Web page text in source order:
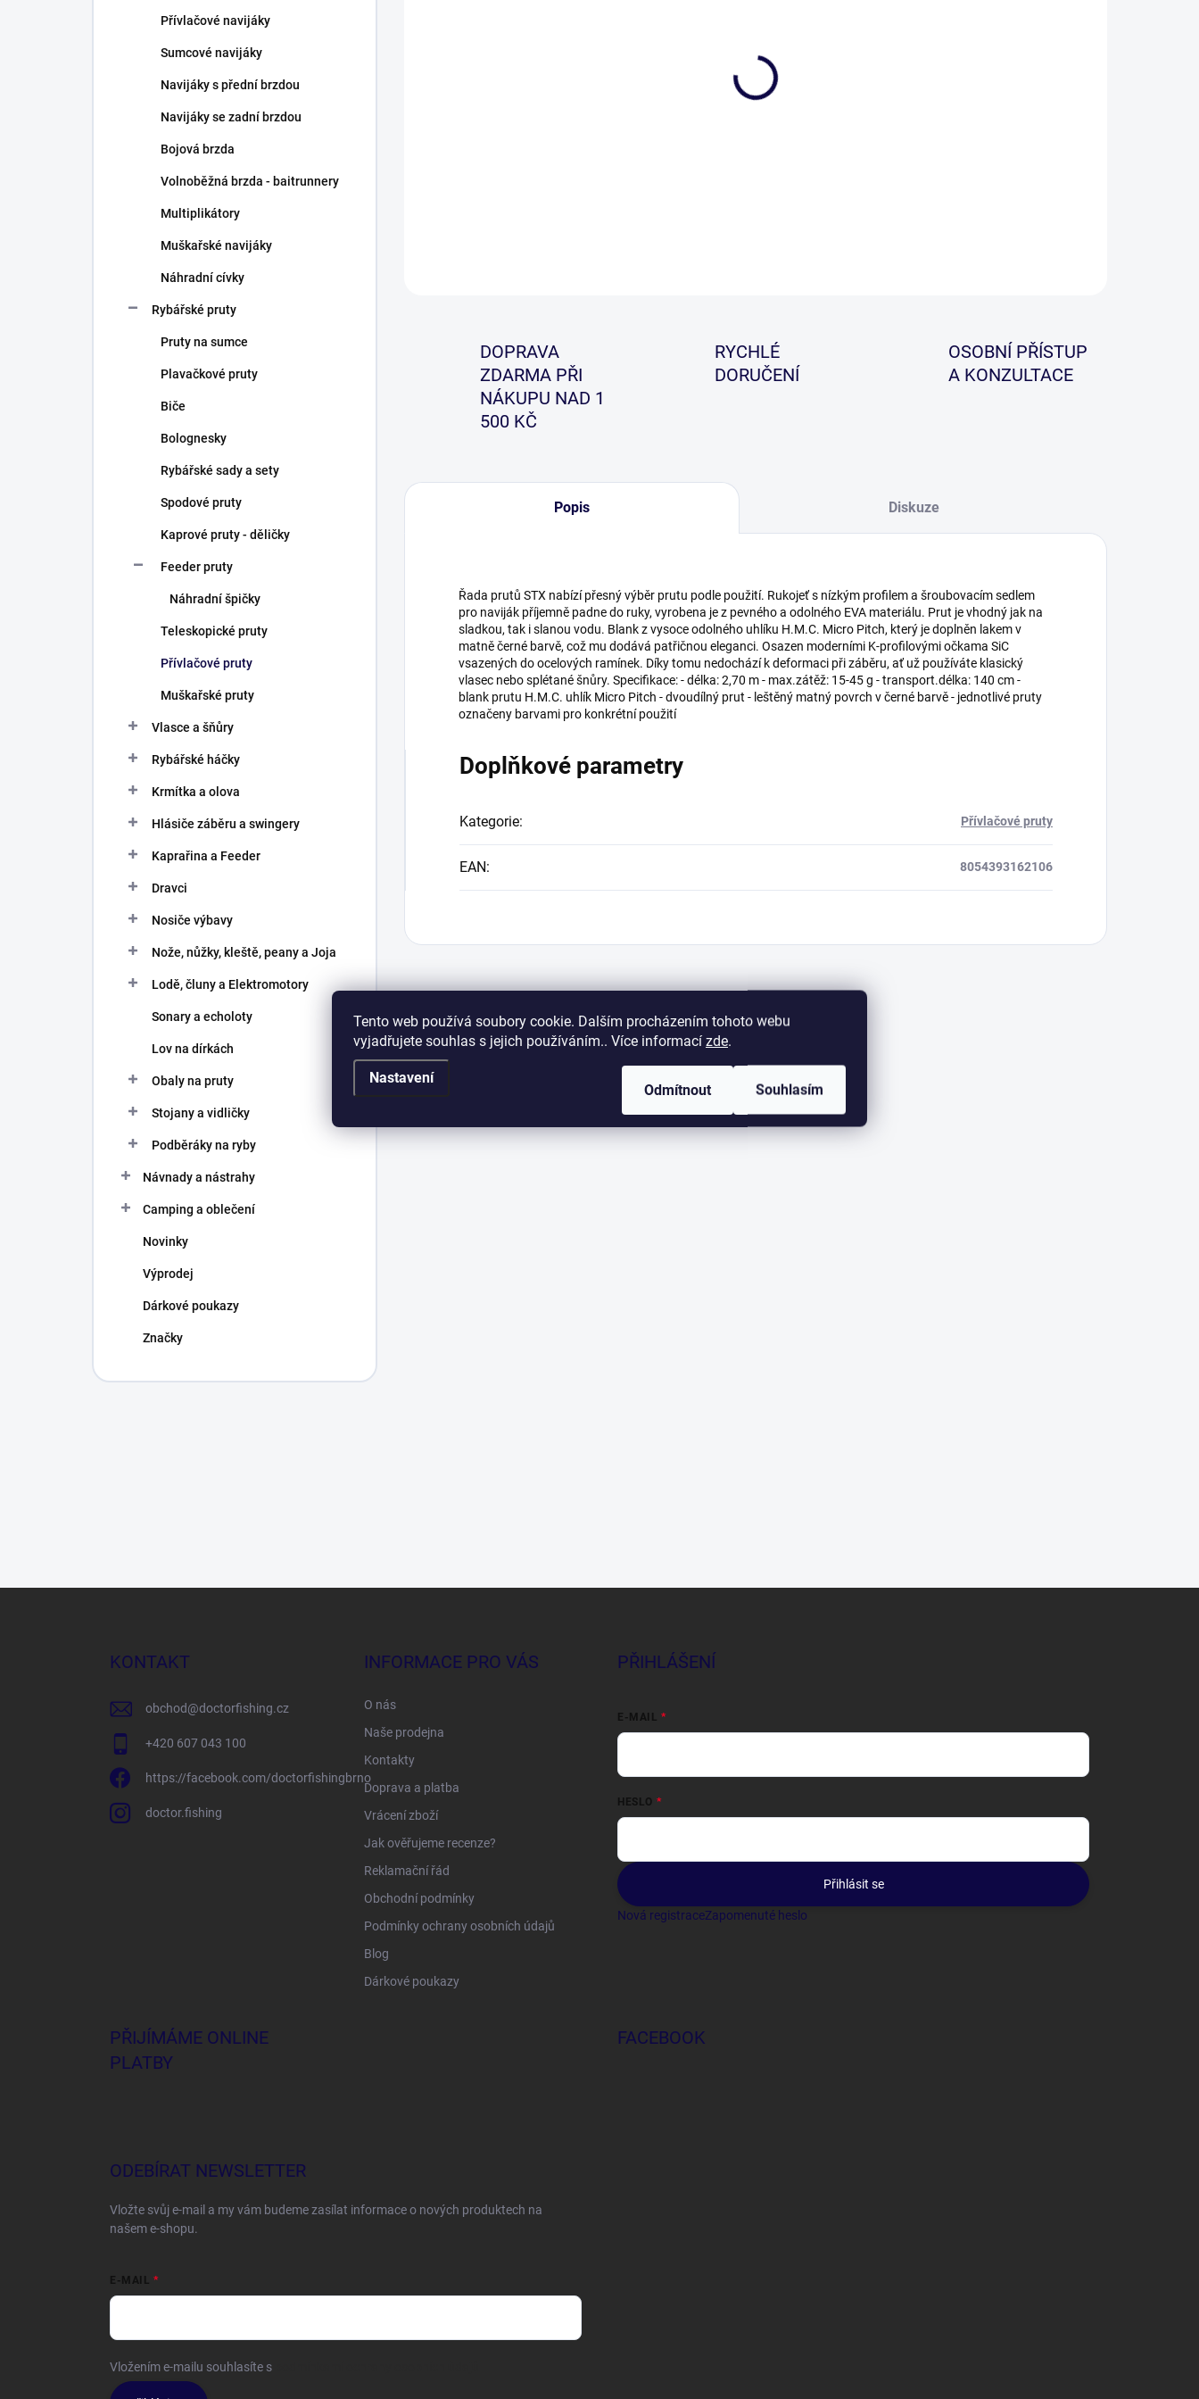
Tento web používá soubory cookie. Dalším procházením tohoto webu
vyjadřujete souhlas s jejich používáním.. Více informací zde.
Nastavení
Odmítnout Souhlasím
Přívlačové navijáky
Sumcové navijáky
Navijáky s přední brzdou
Navijáky se zadní brzdou
Bojová brzda
Volnoběžná brzda - baitrunnery
Multiplikátory
Muškařské navijáky
Náhradní cívky
Rybářské pruty
Pruty na sumce
Plavačkové pruty
Biče
Bolognesky
Rybářské sady a sety
Spodové pruty
Kaprové pruty - děličky
Feeder pruty
Náhradní špičky
Teleskopické pruty
Přívlačové pruty
Muškařské pruty
Vlasce a šňůry
Rybářské háčky
Krmítka a olova
Hlásiče záběru a swingery
Kaprařina a Feeder
Dravci
Nosiče výbavy
Nože, nůžky, kleště, peany a Joja
Lodě, čluny a Elektromotory
Sonary a echoloty
Lov na dírkách
Obaly na pruty
Stojany a vidličky
Podběráky na ryby
Návnady a nástrahy
Camping a oblečení
Novinky
Výprodej
Dárkové poukazy
Značky
Speciální prut pro rybáře, kteří nesoudí prut podle ceny,
DOPRAVA
ZDARMA PŘI
NÁKUPU NAD 1
500 KČ
RYCHLÉ
DORUČENÍ
OSOBNÍ PŘÍSTUP
A KONZULTACE
Popis Diskuze
Řada prutů STX nabízí přesný výběr prutu podle použití. Rukojeť s nízkým profilem a šroubovacím sedlem
pro naviják příjemně padne do ruky, vyrobena je z pevného a odolného EVA materiálu. Prut je vhodný jak na
sladkou, tak i slanou vodu. Blank z vysoce odolného uhlíku H.M.C. Micro Pitch, který je doplněn lakem v
matně černé barvě, což mu dodává patřičnou eleganci. Osazen moderními K-profilovými očkama SiC
vsazených do ocelových ramínek. Díky tomu nedochází k deformaci při záběru, ať už používáte klasický
vlasec nebo splétané šnůry. Specifikace: - délka: 2,70 m - max.zátěž: 15-45 g - transport.délka: 140 cm -
blank prutu H.M.C. uhlík Micro Pitch - dvoudílný prut - leštěný matný povrch v černé barvě - jednotlivé pruty
označeny barvami pro konkrétní použití
Doplňkové parametry
Kategorie: Přívlačové pruty
EAN: 8054393162106
KONTAKT
obchod@doctorfishing.cz
+420 607 043 100
https://facebook.com/doctorfishingbrno
doctor.fishing
INFORMACE PRO VÁS
O nás
Naše prodejna
Kontakty
Doprava a platba
Vrácení zboží
Jak ověřujeme recenze?
Reklamační řád
Obchodní podmínky
Podmínky ochrany osobních údajů
Blog
Dárkové poukazy
PŘIHLÁŠENÍ
E-MAIL
HESLO
Přihlásit se
Nová registraceZapomenuté heslo
PŘIJÍMÁME ONLINE
PLATBY
FACEBOOK
ODEBÍRAT NEWSLETTER
Vložte svůj e-mail a my vám budeme zasílat informace o nových produktech na
našem e-shopu.
E-MAIL
Vložením e-mailu souhlasíte s